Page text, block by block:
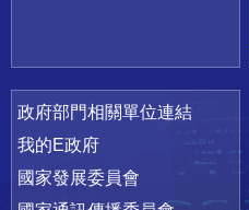
政府部門相關單位連結
我的E政府
國家發展委員會